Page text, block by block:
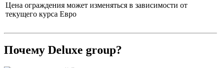
Цена ограждения может изменяться в зависимости от
текущего курса Евро
Почему Deluxe group?